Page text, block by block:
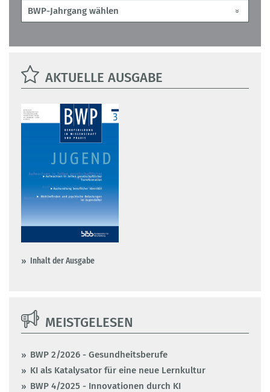
AKTUELLE AUSGABE
Inhalt der Ausgabe
MEISTGELESEN
BWP 2/2026 - Gesundheitsberufe
KI als Katalysator für eine neue Lernkultur
BWP 4/2025 - Innovationen durch KI